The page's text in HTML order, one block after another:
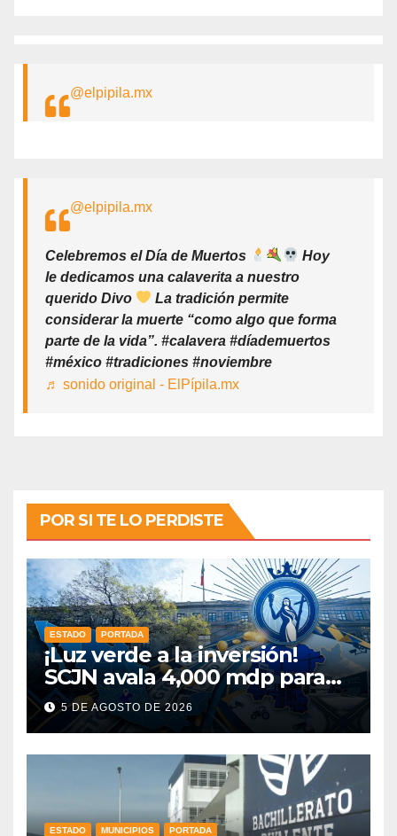
@elpipila.mx
@elpipila.mx
Celebremos el Día de Muertos
Hoy
le dedicamos una calaverita a nuestro
querido Divo
La tradición permite
considerar la muerte “como algo que forma
parte de la vida”. #calavera #díademuertos
#méxico #tradiciones #noviembre
♬ sonido original - ElPípila.mx
POR SI TE LO PERDISTE
ESTADO PORTADA
¡Luz verde a la inversión!
SCJN avala 4,000 mdp para
Guanajuato: ¿en qué se usará
este dinero?
5 DE AGOSTO DE 2026
ESTADO MUNICIPIOS PORTADA